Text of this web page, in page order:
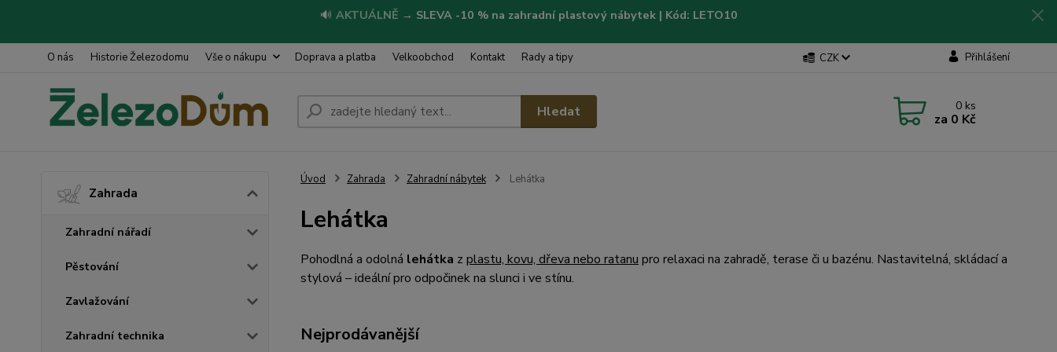
🔊 AKTUÁLNĚ → SLEVA -10 % na zahradní plastový nábytek | Kód: LETO10
O nás Historie Železodomu Vše o nákupu Doprava a platba Velkoobchod Kontakt Rady a tipy CZK Přihlášení
Hledat 0 ks
za 0 Kč
Zahrada
Zahradní nářadí
Pěstování
Zavlažování
Zahradní technika
Úvod Zahrada Zahradní nábytek Lehátka
Lehátka
Pohodlná a odolná lehátka z plastu, kovu, dřeva nebo ratanu pro relaxaci na zahradě, terase či u bazénu. Nastavitelná, skládací a
stylová – ideální pro odpočinek na slunci i ve stínu.
Nejprodávanější